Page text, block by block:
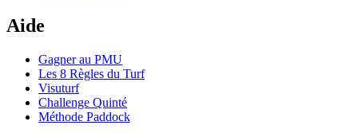
Aide
Gagner au PMU
Les 8 Règles du Turf
Visuturf
Challenge Quinté
Méthode Paddock